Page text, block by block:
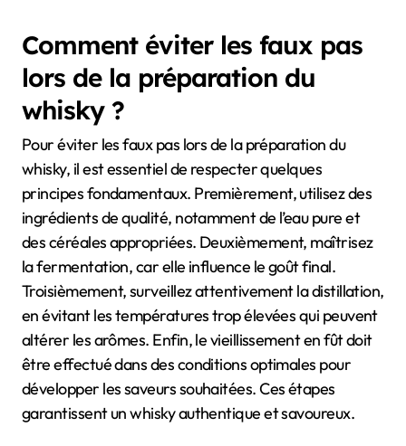
Comment éviter les faux pas
lors de la préparation du
whisky ?
Pour éviter les faux pas lors de la préparation du
whisky, il est essentiel de respecter quelques
principes fondamentaux. Premièrement, utilisez des
ingrédients de qualité, notamment de l’eau pure et
des céréales appropriées. Deuxièmement, maîtrisez
la fermentation, car elle influence le goût final.
Troisièmement, surveillez attentivement la distillation,
en évitant les températures trop élevées qui peuvent
altérer les arômes. Enfin, le vieillissement en fût doit
être effectué dans des conditions optimales pour
développer les saveurs souhaitées. Ces étapes
garantissent un whisky authentique et savoureux.